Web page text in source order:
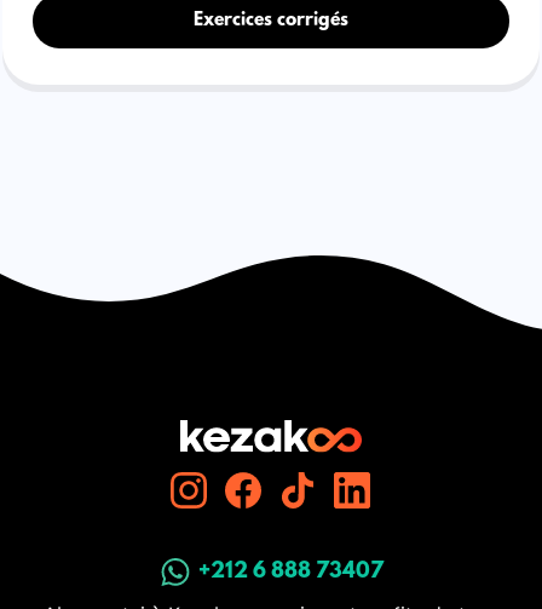
Exercices corrigés
+212 6 888 73407